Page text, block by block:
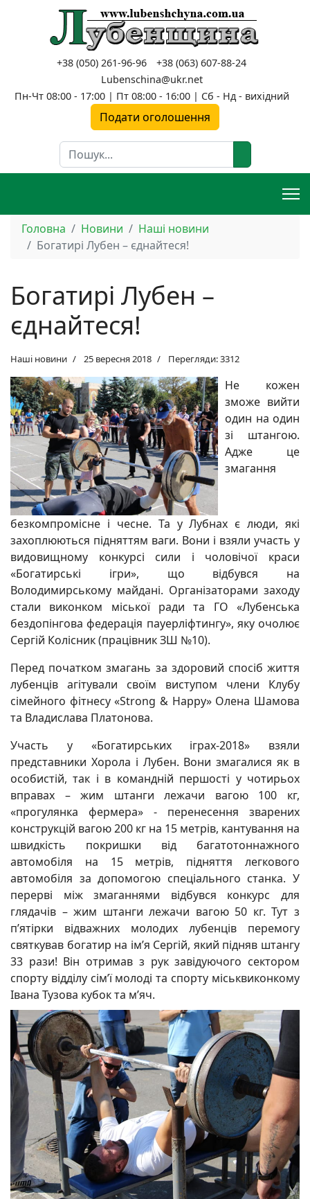
+38 (050) 261-96-96
+38 (063) 607-88-24
Lubenschina@ukr.net
Пн-Чт 08:00 - 17:00 | Пт 08:00 - 16:00 | Сб - Нд - вихідний
Подати оголошення
Пошук
Головна Новини
Наші новини
Богатирі Лубен – єднайтеся!
Богатирі Лубен –
єднайтеся!
Наші новини 25 вересня 2018 Перегляди: 3312
Не кожен
зможе вийти
один на один
зі штангою.
Адже це
змагання
безкомпромісне і чесне. Та у Лубнах є люди, які
захоплюються підняттям ваги. Вони і взяли участь у
видовищному конкурсі сили і чоловічої краси
«Богатирські ігри», що відбувся на
Володимирському майдані. Організаторами заходу
стали виконком міської ради та ГО «Лубенська
бездопінгова федерація пауерліфтингу», яку очолює
Сергій Колісник (працівник ЗШ №10).
Перед початком змагань за здоровий спосіб життя
лубенців агітували своїм виступом члени Клубу
сімейного фітнесу «Strong & Happy» Олена Шамова
та Владислава Платонова.
Участь у «Богатирських іграх-2018» взяли
представники Хорола і Лубен. Вони змагалися як в
особистій, так і в командній першості у чотирьох
вправах – жим штанги лежачи вагою 100 кг,
«прогулянка фермера» - перенесення зварених
конструкцій вагою 200 кг на 15 метрів, кантування на
швидкість покришки від багатотоннажного
автомобіля на 15 метрів, підняття легкового
автомобіля за допомогою спеціального станка. У
перерві між змаганнями відбувся конкурс для
глядачів – жим штанги лежачи вагою 50 кг. Тут з
п’ятірки відважних молодих лубенців перемогу
святкував богатир на ім’я Сергій, який підняв штангу
33 рази! Він отримав з рук завідуючого сектором
спорту відділу сім’ї молоді та спорту міськвиконкому
Івана Тузова кубок та м’яч.